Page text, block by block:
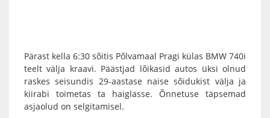
Pärast kella 6:30 sõitis Põlvamaal Pragi külas BMW 740i
teelt välja kraavi. Päästjad lõikasid autos üksi olnud
raskes seisundis 29-aastase naise sõidukist välja ja
kiirabi toimetas ta haiglasse. Õnnetuse täpsemad
asjaolud on selgitamisel.